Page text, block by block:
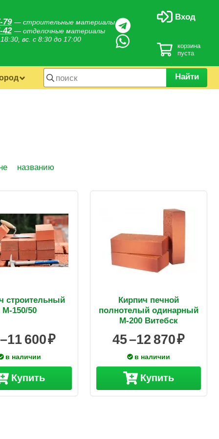
79 — строительные материалы
42 — отделочные материалы
вс. с 8:30 до 17:00
Вход
корзина
пуста
Найти
названию
строительный
М-150/50
11 600
в наличии
Купить
Кирпич печной
полнотелый одинарный
М-200 Витебск
45 –12 870
в наличии
Купить